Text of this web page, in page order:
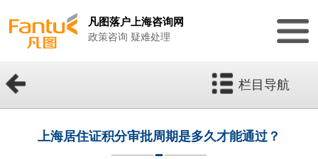
凡图落户上海咨询网
政策咨询 疑难处理
栏目导航
上海居住证积分审批周期是多久才能通过？